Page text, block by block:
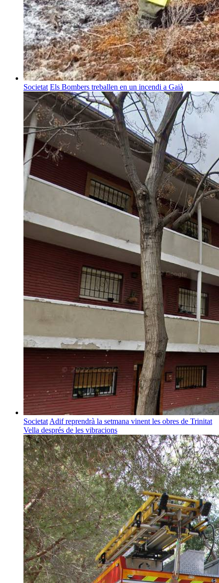
Societat Els Bombers treballen en un incendi a Gaià
Societat Adif reprendrà la setmana vinent les obres de Trinitat
Vella després de les vibracions